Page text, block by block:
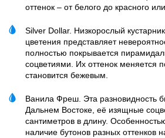
оттенок – от белого до красного
Silver Dollar. Низкорослый
цветения представляет
полностью покрывается
соцветиями. Их оттенок меняется
становится бежевым.
Ванила Фреш. Эта разновидность
Дальнем Востоке, её изящные
сантиметров в длину.
наличие бутонов разных оттенков